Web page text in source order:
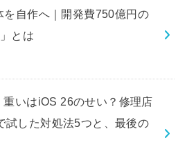
自作へ｜開発費750億円の
とは
いはiOS 26のせい？修理店
試した対処法5つと、最後の